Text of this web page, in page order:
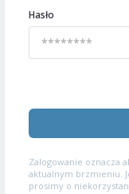
Hasło
Zalogowanie oznacza
aktualnym brzmieniu.
prosimy o